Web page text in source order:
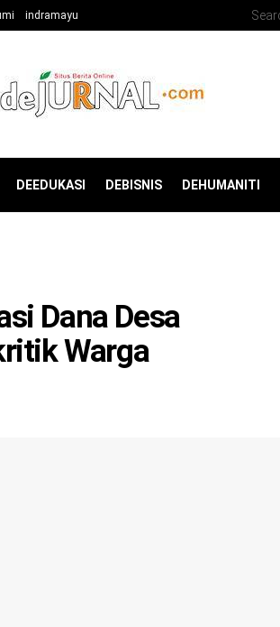
indramayu
DEEDUKASI DEBISNIS DEHUMANITI
Dana Desa
Warga